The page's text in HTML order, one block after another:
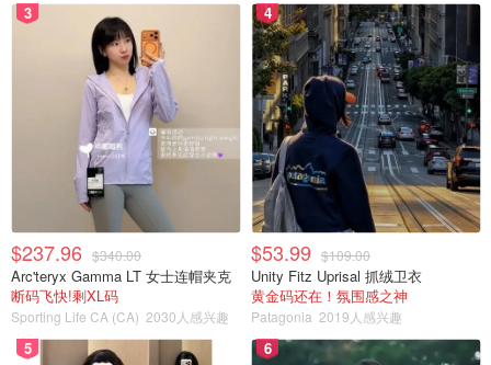
公众成员检查驾驶执照的有效性和当前状态。显示为无效的
驾驶执照号码可能是一个雷区。
CBC封面：Gerd Altmann from Pixabay
安省租房须知！租客保险有必要买
吗？租客保险费多少？你想知道的都
在这里了！
芋圆冬瓜茶 3.0w
加拿大风暴、洪水等灾害申报保险索
赔攻略 | 如何取证，如何计算损失，申
请流程，都给你总结好了！
3
$237.96 $340.00
Arc'teryx Gamma LT 女士连帽夹克
断码飞快!剩XL码
Sporting Life CA (CA) 2030人感兴趣
4
$53.99 $109.00
Unity Fitz Uprisal 抓绒卫衣
黄金码还在！氛围感之神
Patagonia 2019人感兴趣
5 6